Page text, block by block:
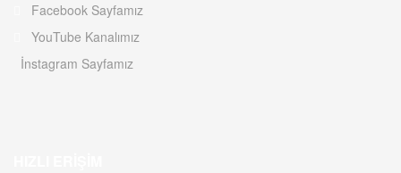
Facebook Sayfamız
YouTube Kanalımız
İnstagram Sayfamız